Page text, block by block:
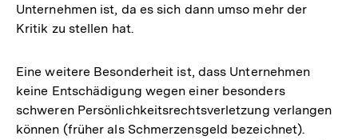
Unternehmen ist, da es sich dann umso mehr der
Kritik zu stellen hat.
Eine weitere Besonderheit ist, dass Unternehmen
keine Entschädigung wegen einer besonders
schweren Persönlichkeitsrechtsverletzung verlangen
können (früher als Schmerzensgeld bezeichnet).